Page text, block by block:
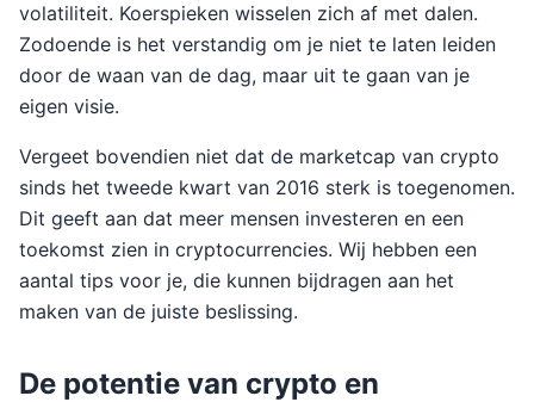
volatiliteit. Koerspieken wisselen zich af met dalen.
Zodoende is het verstandig om je niet te laten leiden
door de waan van de dag, maar uit te gaan van je
eigen visie.
Vergeet bovendien niet dat de marketcap van crypto
sinds het tweede kwart van 2016 sterk is toegenomen.
Dit geeft aan dat meer mensen investeren en een
toekomst zien in cryptocurrencies. Wij hebben een
aantal tips voor je, die kunnen bijdragen aan het
maken van de juiste beslissing.
De potentie van crypto en